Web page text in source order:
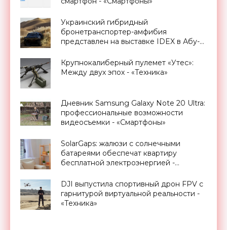
Украинский гибридный
бронетранспортер-амфибия
представлен на выставке IDEX в Абу-
Крупнокалиберный пулемет «Утес»:
Между двух эпох - «Техника»
Дневник Samsung Galaxy Note 20 Ultra:
профессиональные возможности
видеосъемки - «Смартфоны»
SolarGaps: жалюзи с солнечными
батареями обеспечат квартиру
бесплатной электроэнергией -
DJI выпустила спортивный дрон FPV с
гарнитурой виртуальной реальности -
«Техника»